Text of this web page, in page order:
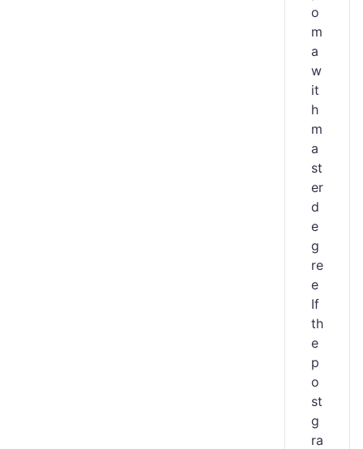
o
m
a
w
it
h
m
a
st
er
d
e
g
re
e
If
th
e
p
o
st
g
ra